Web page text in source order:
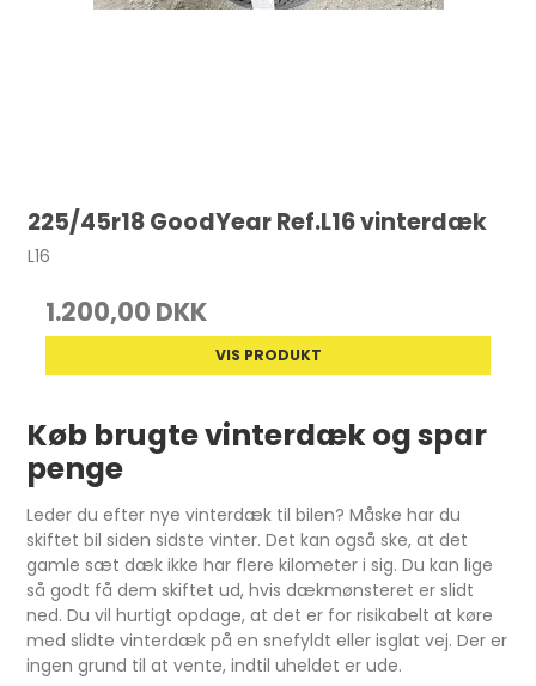
225/45r18 GoodYear Ref.L16 vinterdæk
L16
1.200,00 DKK
VIS PRODUKT
Køb brugte vinterdæk og spar
penge
Leder du efter nye vinterdæk til bilen? Måske har du
skiftet bil siden sidste vinter. Det kan også ske, at det
gamle sæt dæk ikke har flere kilometer i sig. Du kan lige
så godt få dem skiftet ud, hvis dækmønsteret er slidt
ned. Du vil hurtigt opdage, at det er for risikabelt at køre
med slidte vinterdæk på en snefyldt eller isglat vej. Der er
ingen grund til at vente, indtil uheldet er ude.